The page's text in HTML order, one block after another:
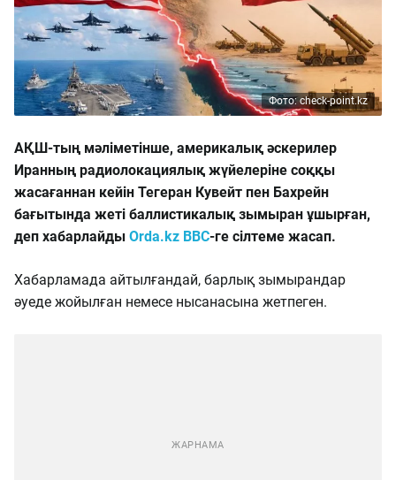
Фото: check-point.kz
АҚШ-тың мәліметінше, америкалық әскерилер
Иранның радиолокациялық жүйелеріне соққы
жасағаннан кейін Тегеран Кувейт пен Бахрейн
бағытында жеті баллистикалық зымыран ұшырған,
деп хабарлайды Orda.kz BBC-ге сілтеме жасап.
Хабарламада айтылғандай, барлық зымырандар
әуеде жойылған немесе нысанасына жетпеген.